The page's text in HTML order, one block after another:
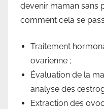
devenir maman sans
comment cela se
Traitement
ovarienne ;
Évaluation de la
analyse des
Extraction des